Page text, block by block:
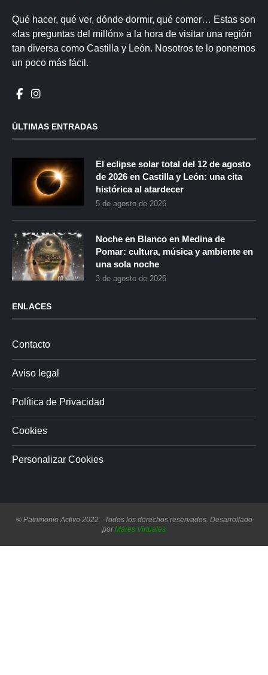
Qué hacer, qué ver, dónde dormir, qué comer… Estas son
«las preguntas del millón» a la hora de visitar una región
tan diversa como Castilla y León. Nosotros te lo ponemos
un poco más fácil.
ÚLTIMAS ENTRADAS
El eclipse solar total del 12 de agosto
de 2026 en Castilla y León: una cita
histórica al atardecer
5 de agosto de 2026
Noche en Blanco en Medina de
Pomar: cultura, música y ambiente en
una sola noche
3 de agosto de 2026
ENLACES
Contacto
Aviso legal
Política de Privacidad
Cookies
Personalizar Cookies
© Patrimonio Activo 2022 - Todos los derechos reservados. Desarrollado
porMares Virtuales